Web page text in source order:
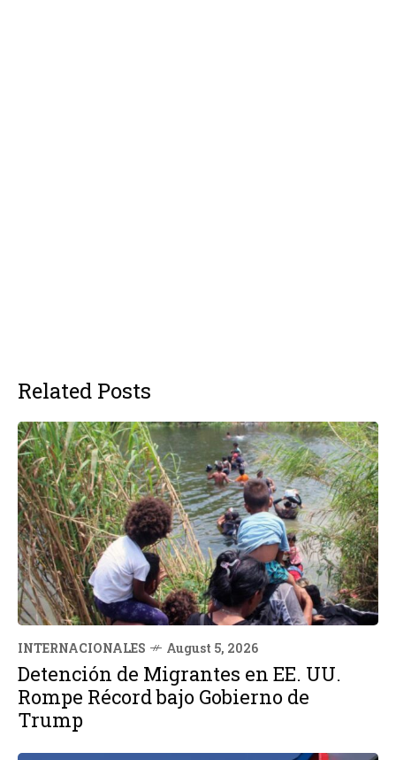
Related Posts
INTERNACIONALES August 5, 2026
Detención de Migrantes en EE. UU.
Rompe Récord bajo Gobierno de
Trump